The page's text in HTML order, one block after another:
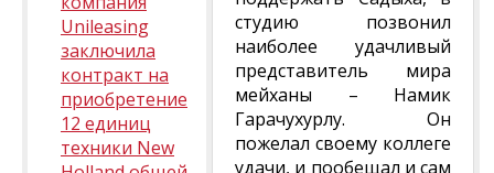
Unileasing
заключила
контракт на
приобретение
12 единиц
техники New
студию позвонил
наиболее удачливый
представитель мира
мейханы – Намик
Гарачухурлу. Он
пожелал своему коллеге
удачи, и пообещал и сам